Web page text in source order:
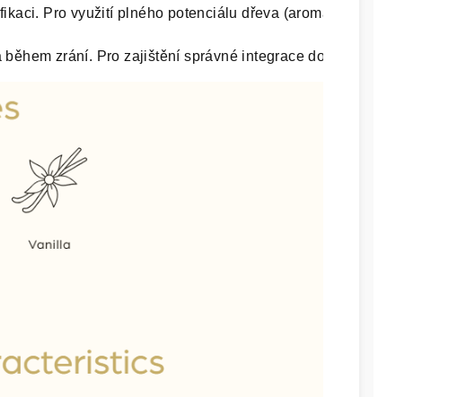
Pro využití plného potenciálu dřeva (aromatické a přínosné
zrání. Pro zajištění správné integrace do vína se doporučuje